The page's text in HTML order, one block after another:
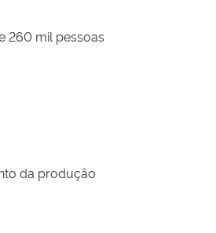
260 mil pessoas
da produção